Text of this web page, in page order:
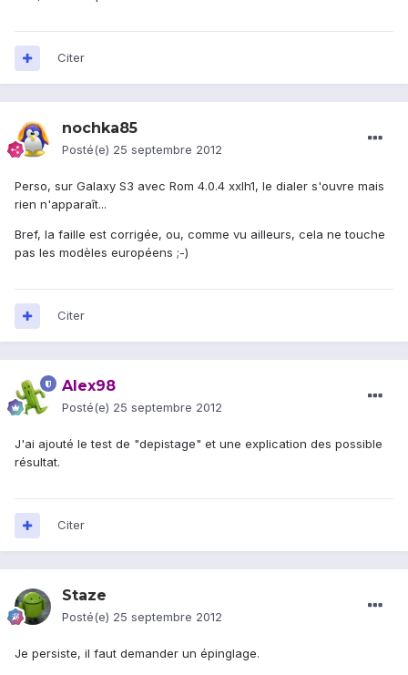
Citer
nochka85
Posté(e) 25 septembre 2012
Perso, sur Galaxy S3 avec Rom 4.0.4 xxlh1, le dialer s'ouvre mais
rien n'apparaît...
Bref, la faille est corrigée, ou, comme vu ailleurs, cela ne touche
pas les modèles européens ;-)
Citer
Alex98
Posté(e) 25 septembre 2012
J'ai ajouté le test de "depistage" et une explication des possible
résultat.
Citer
Staze
Posté(e) 25 septembre 2012
Je persiste, il faut demander un épinglage.